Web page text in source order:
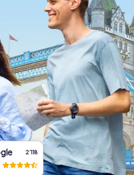
IE
bestellen
2‘118